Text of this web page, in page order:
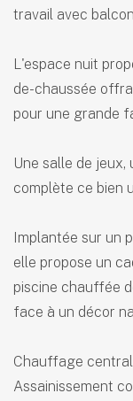
travail avec
L'espace nuit
de-chaussée
pour une grande
Une salle de jeux,
complète ce bien
Implantée sur un
elle propose un
piscine chauffée
face à un décor
Chauffage
Assainissement